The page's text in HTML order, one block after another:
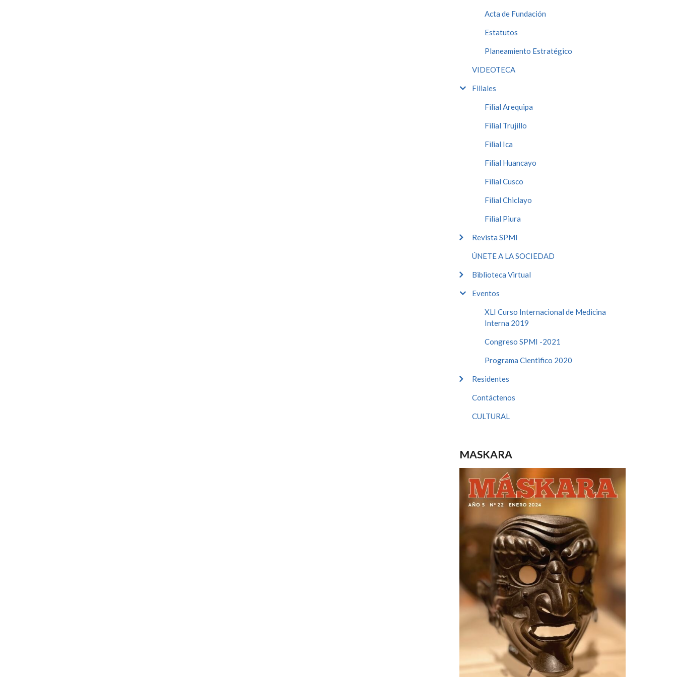
Acta de Fundación
Estatutos
Planeamiento Estratégico
VIDEOTECA
Filiales
Filial Arequipa
Filial Trujillo
Filial Ica
Filial Huancayo
Filial Cusco
Filial Chiclayo
Filial Piura
Revista SPMI
ÚNETE A LA SOCIEDAD
Biblioteca Virtual
Eventos
XLI Curso Internacional de Medicina
Interna 2019
Congreso SPMI -2021
Programa Cientifico 2020
Residentes
Contáctenos
CULTURAL
MASKARA